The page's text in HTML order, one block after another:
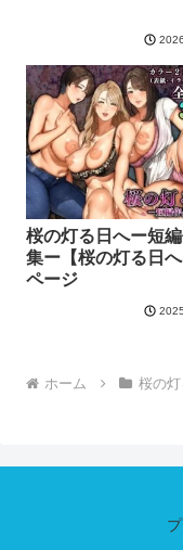
桜の灯る日へー短
集ー【桜の灯る日
ページ
ホーム 桜の